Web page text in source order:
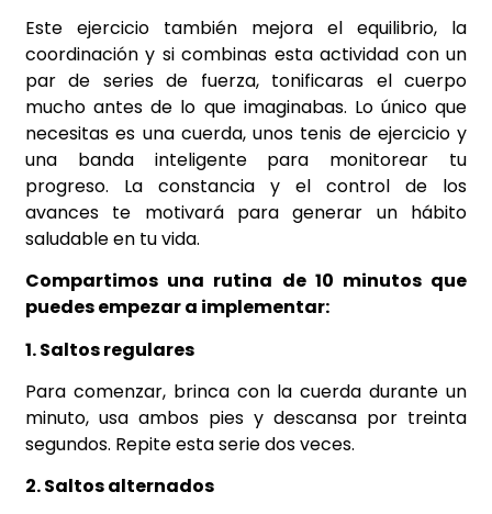
Este ejercicio también mejora el equilibrio, la
coordinación y si combinas esta actividad con un
par de series de fuerza, tonificaras el cuerpo
mucho antes de lo que imaginabas. Lo único que
necesitas es una cuerda, unos tenis de ejercicio y
una banda inteligente para monitorear tu
progreso. La constancia y el control de los
avances te motivará para generar un hábito
saludable en tu vida.
Compartimos una rutina de 10 minutos que
puedes empezar a implementar:
1. Saltos regulares
Para comenzar, brinca con la cuerda durante un
minuto, usa ambos pies y descansa por treinta
segundos. Repite esta serie dos veces.
2. Saltos alternados